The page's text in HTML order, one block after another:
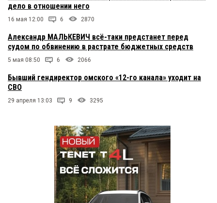
дело в отношении него
16 мая 12:00 6 2870
Александр МАЛЬКЕВИЧ всё-таки предстанет перед
судом по обвинению в растрате бюджетных средств
5 мая 08:50 6 2066
Бывший гендиректор омского «12-го канала» уходит на
СВО
29 апреля 13:03 9 3295